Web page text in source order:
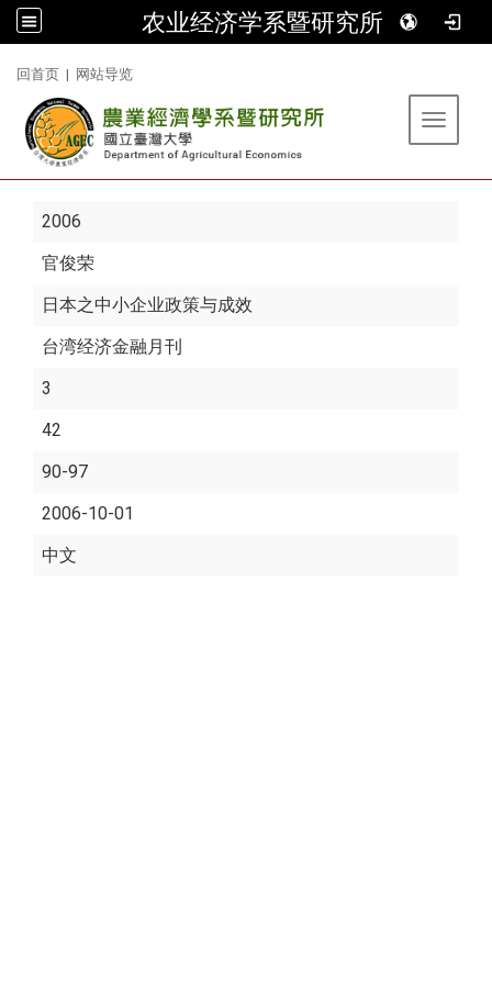
农业经济学系暨研究所
回首页 | 网站导览
Toggle
2006
官俊荣
日本之中小企业政策与成效
台湾经济金融月刊
3
42
90-97
2006-10-01
中文